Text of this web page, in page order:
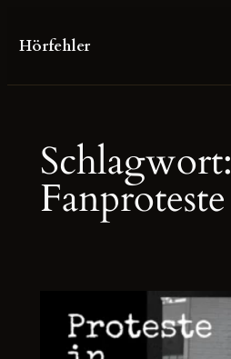
Inhalt
Hörfehler
Schlagwort:
Fanproteste